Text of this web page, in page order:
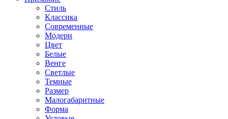
Стиль
Классика
Современные
Модерн
Цвет
Белые
Венге
Светлые
Темные
Размер
Малогабаритные
Форма